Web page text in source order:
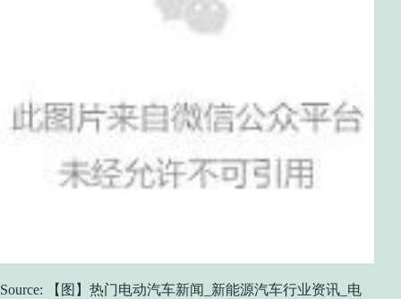
Source: 【图】热门电动汽车新闻_新能源汽车行业资讯_电